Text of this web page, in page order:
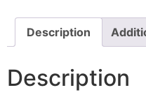
Description
Description